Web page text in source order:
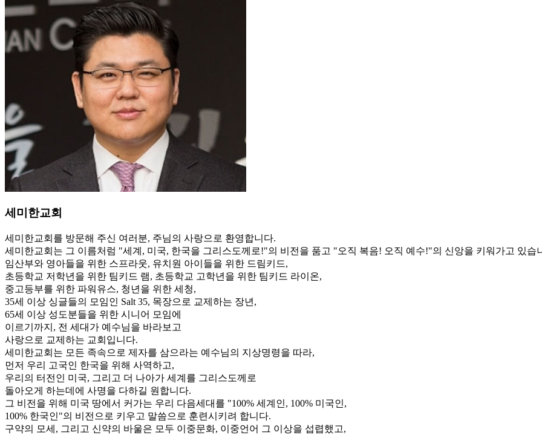
세미한교회
세미한교회를 방문해 주신 여러분, 주님의 사랑으로 환영합니다.
세미한교회는 그 이름처럼 "세계, 미국, 한국을 그리스도께로!"의 비전을 품고 "오직 복음! 오직 예수!"의 신앙을 키워가고 있습
임산부와 영아들을 위한 스프라웃, 유치원 아이들을 위한 드림키드,
초등학교 저학년을 위한 팀키드 램, 초등학교 고학년을 위한 팀키드 라이온,
중고등부를 위한 파워유스, 청년을 위한 세청,
35세 이상 싱글들의 모임인 Salt 35, 목장으로 교제하는 장년,
65세 이상 성도분들을 위한 시니어 모임에
이르기까지, 전 세대가 예수님을 바라보고
사랑으로 교제하는 교회입니다.
세미한교회는 모든 족속으로 제자를 삼으라는 예수님의 지상명령을 따라,
먼저 우리 고국인 한국을 위해 사역하고,
우리의 터전인 미국, 그리고 더 나아가 세계를 그리스도께로
돌아오게 하는데에 사명을 다하길 원합니다.
그 비전을 위해 미국 땅에서 커가는 우리 다음세대를 "100% 세계인, 100% 미국인,
100% 한국인"의 비전으로 키우고 말씀으로 훈련시키려 합니다.
구약의 모세, 그리고 신약의 바울은 모두 이중문화, 이중언어 그 이상을 섭렵했고,